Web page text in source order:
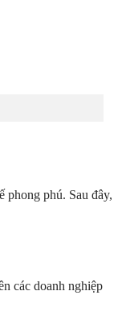
phong phú. Sau đây,
các doanh nghiệp